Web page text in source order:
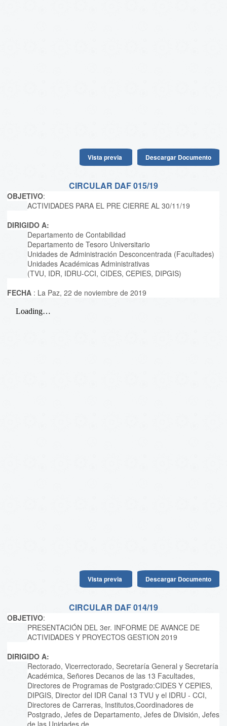
Vista previa Descargar Documento
CIRCULAR DAF 015/19
OBJETIVO:
ACTIVIDADES PARA EL PRE CIERRE AL 30/11/19
DIRIGIDO A:
Departamento de Contabilidad
Departamento de Tesoro Universitario
Unidades de Administración Desconcentrada (Facultades)
Unidades Académicas Administrativas
(TVU, IDR, IDRU-CCI, CIDES, CEPIES, DIPGIS)
FECHA : La Paz, 22 de noviembre de 2019
Vista previa Descargar Documento
CIRCULAR DAF 014/19
OBJETIVO:
PRESENTACIÓN DEL 3er. INFORME DE AVANCE DE
ACTIVIDADES Y PROYECTOS GESTION 2019
DIRIGIDO A:
Rectorado, Vicerrectorado, Secretaría General y Secretaría
Académica, Señores Decanos de las 13 Facultades,
Directores de Programas de Postgrado:CIDES Y CEPIES,
DIPGIS, Director del IDR Canal 13 TVU y el IDRU - CCI,
Directores de Carreras, Institutos,Coordinadores de
Postgrado, Jefes de Departamento, Jefes de División, Jefes
de las Unidades de